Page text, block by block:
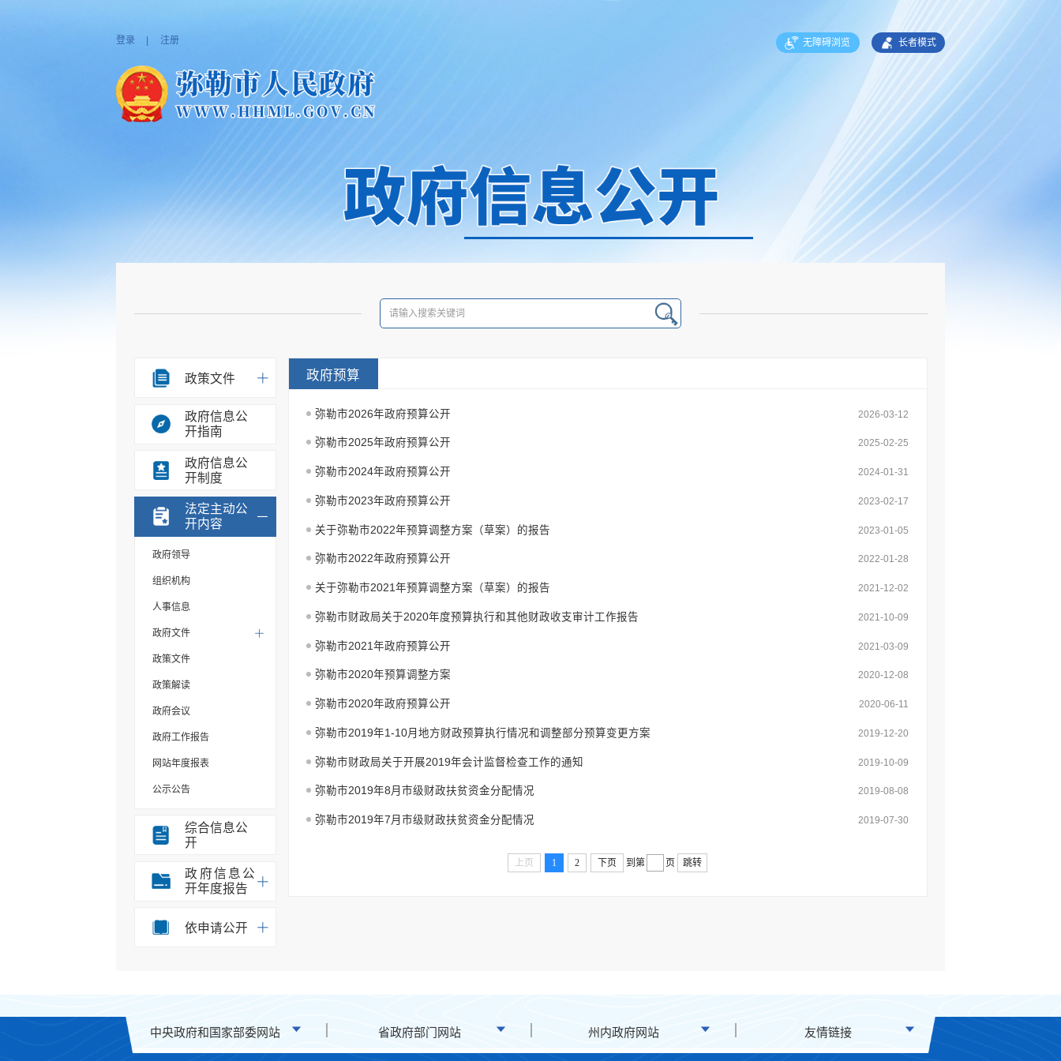
登录 注册 无障碍浏览 长者模式
政策文件
政府信息公
开指南
政府信息公
开制度
法定主动公
开内容
政府领导
组织机构
人事信息
政府文件
政策文件
政策解读
政府会议
政府工作报告
网站年度报表
公示公告
重大决策事项
部门信息公开目录
统计信息
办事统计
行政许可
综合信息公
开
政府信息公
开年度报告
依申请公开
政府预算
弥勒市2026年政府预算公开 2026-03-12
弥勒市2025年政府预算公开 2025-02-25
弥勒市2024年政府预算公开 2024-01-31
弥勒市2023年政府预算公开 2023-02-17
关于弥勒市2022年预算调整方案（草案）的报告 2023-01-05
弥勒市2022年政府预算公开 2022-01-28
关于弥勒市2021年预算调整方案（草案）的报告 2021-12-02
弥勒市财政局关于2020年度预算执行和其他财政收支审计工作报告 2021-10-09
弥勒市2021年政府预算公开 2021-03-09
弥勒市2020年预算调整方案 2020-12-08
弥勒市2020年政府预算公开 2020-06-11
弥勒市2019年1-10月地方财政预算执行情况和调整部分预算变更方案 2019-12-20
弥勒市财政局关于开展2019年会计监督检查工作的通知 2019-10-09
弥勒市2019年8月市级财政扶贫资金分配情况 2019-08-08
弥勒市2019年7月市级财政扶贫资金分配情况 2019-07-30
上页 1 2 下页 到第 页 跳转
中央政府和国家部委网站 省政府部门网站 州内政府网站 友情链接